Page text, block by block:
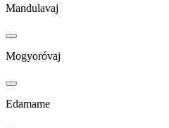
Mandulavaj
Mogyoróvaj
Edamame